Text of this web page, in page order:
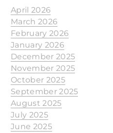
April 2026
March 2026
February 2026
January 2026
December 2025
November 2025
October 2025
September 2025
August 2025
July 2025
June 2025